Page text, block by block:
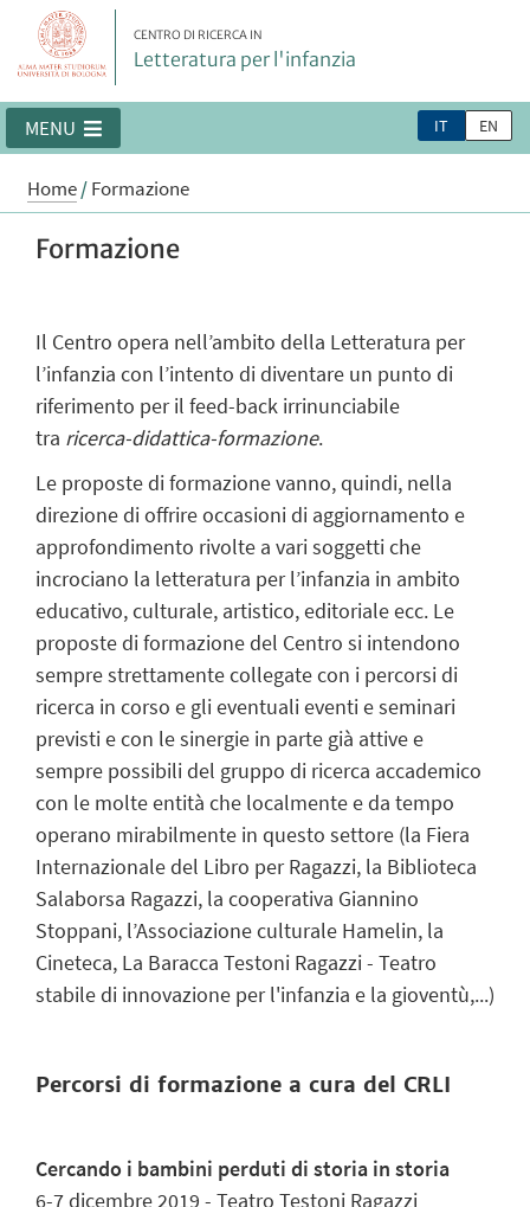
CENTRO DI RICERCA IN
Letteratura per l'infanzia
IT EN
MENU
Home/Formazione
Formazione
Il Centro opera nell’ambito della Letteratura per
l’infanzia con l’intento di diventare un punto di
riferimento per il feed-back irrinunciabile
tra ricerca-didattica-formazione.
Le proposte di formazione vanno, quindi, nella
direzione di offrire occasioni di aggiornamento e
approfondimento rivolte a vari soggetti che
incrociano la letteratura per l’infanzia in ambito
educativo, culturale, artistico, editoriale ecc. Le
proposte di formazione del Centro si intendono
sempre strettamente collegate con i percorsi di
ricerca in corso e gli eventuali eventi e seminari
previsti e con le sinergie in parte già attive e
sempre possibili del gruppo di ricerca accademico
con le molte entità che localmente e da tempo
operano mirabilmente in questo settore (la Fiera
Internazionale del Libro per Ragazzi, la Biblioteca
Salaborsa Ragazzi, la cooperativa Giannino
Stoppani, l’Associazione culturale Hamelin, la
Cineteca, La Baracca Testoni Ragazzi - Teatro
stabile di innovazione per l'infanzia e la gioventù,...)
Percorsi di formazione a cura del CRLI
Cercando i bambini perduti di storia in storia
6-7 dicembre 2019 - Teatro Testoni Ragazzi